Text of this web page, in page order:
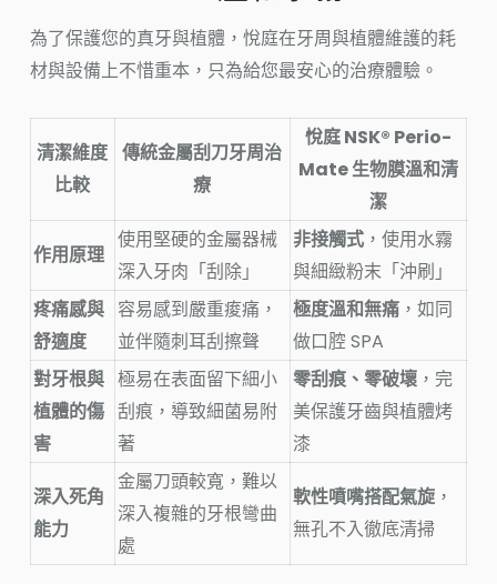
為了保護您的真牙與植體，悅庭在牙周與植體維護的耗
材與設備上不惜重本，只為給您最安心的治療體驗。
清潔維度
比較
傳統金屬刮刀牙周治
療
悅庭 NSK® Perio-
Mate 生物膜溫和清
潔
作用原理
使用堅硬的金屬器械
深入牙肉「刮除」
非接觸式，使用水霧
與細緻粉末「沖刷」
疼痛感與
舒適度
容易感到嚴重痠痛，
並伴隨刺耳刮擦聲
極度溫和無痛，如同
做口腔 SPA
對牙根與
植體的傷
害
極易在表面留下細小
刮痕，導致細菌易附
著
零刮痕、零破壞，完
美保護牙齒與植體烤
漆
深入死角
能力
金屬刀頭較寬，難以
深入複雜的牙根彎曲
處
軟性噴嘴搭配氣旋，
無孔不入徹底清掃